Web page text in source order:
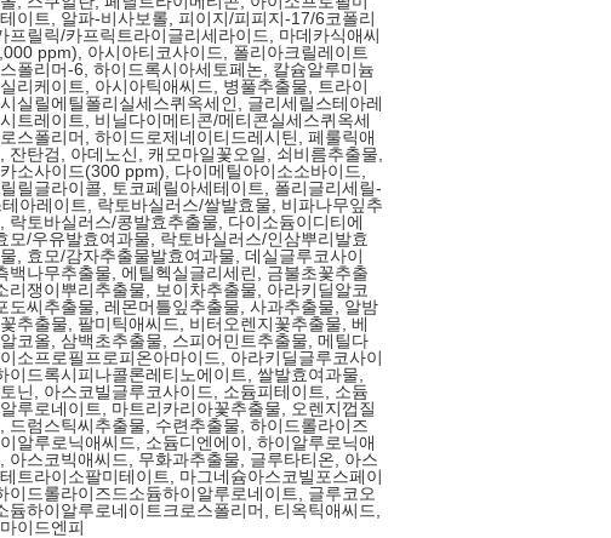
이트, 알파-비사보롤, 피이지/피피지-17/6코폴리
프릴릭/카프릭트라이글리세라이드, 마데카식애씨
ppm), 아시아티코사이드, 폴리아크릴레이트
폴리머-6, 하이드록시아세토페논, 칼슘알루미늄
리케이트, 아시아틱애씨드, 병풀추출물, 트라이
실릴에틸폴리실세스퀴옥세인, 글리세릴스테아레
트레이트, 비닐다이메티콘/메티콘실세스퀴옥세
스폴리머, 하이드로제네이티드레시틴, 페룰릭애
잔탄검, 아데노신, 캐모마일꽃오일, 쇠비름추출물,
소사이드(300 ppm), 다이메틸아이소소바이드,
릴글라이콜, 토코페릴아세테이트, 폴리글리세릴-
아레이트, 락토바실러스/쌀발효물, 비파나무잎추
락토바실러스/콩발효추출물, 다이소듐이디티에
모/우유발효여과물, 락토바실러스/인삼뿌리발효
, 효모/감자추출물발효여과물, 데실글루코사이
백나무추출물, 에틸헥실글리세린, 금불초꽃추출
리쟁이뿌리추출물, 보이차추출물, 아라키딜알코
도씨추출물, 레몬머틀잎추출물, 사과추출물, 알밤
추출물, 팔미틱애씨드, 비터오렌지꽃추출물, 베
코올, 삼백초추출물, 스피어민트추출물, 메틸다
소프로필프로피온아마이드, 아라키딜글루코사이
이드록시피나콜론레티노에이트, 쌀발효여과물,
닌, 아스코빌글루코사이드, 소듐피테이트, 소듐
루로네이트, 마트리카리아꽃추출물, 오렌지껍질
드럼스틱씨추출물, 수련추출물, 하이드롤라이즈
알루로닉애씨드, 소듐디엔에이, 하이알루로닉애
아스코빅애씨드, 무화과추출물, 글루타티온, 아스
트라이소팔미테이트, 마그네슘아스코빌포스페이
이드롤라이즈드소듐하이알루로네이트, 글루코오
듐하이알루로네이트크로스폴리머, 티옥틱애씨드,
이드엔피